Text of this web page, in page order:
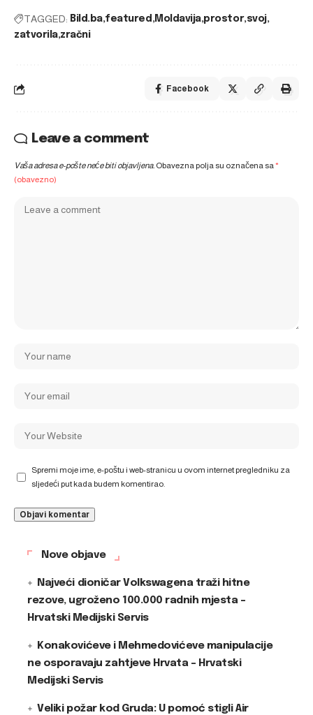
TAGGED: Bild.ba featured Moldavija prostor svoj
zatvorila zračni
Facebook
Leave a comment
Vaša adresa e-pošte neće biti objavljena. Obavezna polja su označena sa*
(obavezno)
Spremi moje ime, e-poštu i web-stranicu u ovom internet pregledniku za
sljedeći put kada budem komentirao.
Nove objave
Najveći dioničar Volkswagena traži hitne
rezove, ugroženo 100.000 radnih mjesta –
Hrvatski Medijski Servis
Konakovićeve i Mehmedovićeve manipulacije
ne osporavaju zahtjeve Hrvata – Hrvatski
Medijski Servis
Veliki požar kod Gruda: U pomoć stigli Air